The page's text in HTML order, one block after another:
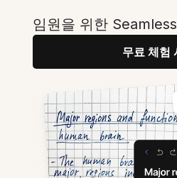
임원을 위한
무료 체험